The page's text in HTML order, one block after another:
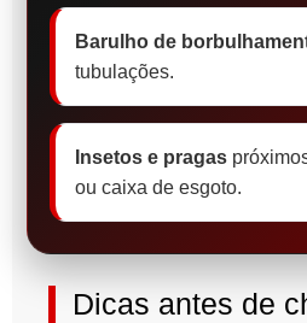
Barulho de
tubulações.
Insetos e pragas
ou caixa de esgoto.
Dicas antes de